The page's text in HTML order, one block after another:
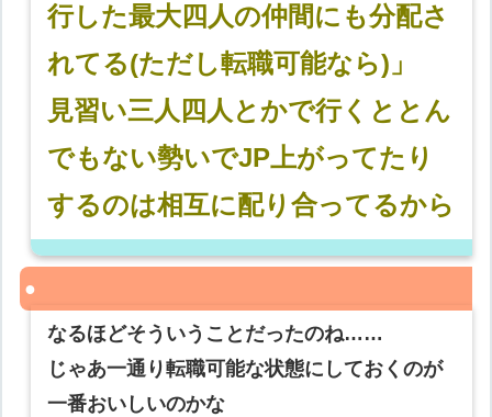
行した最大四人の仲間にも分配さ
れてる(ただし転職可能なら)」
見習い三人四人とかで行くととん
でもない勢いでJP上がってたり
するのは相互に配り合ってるから
なるほどそういうことだったのね……
じゃあ一通り転職可能な状態にしておくのが
一番おいしいのかな